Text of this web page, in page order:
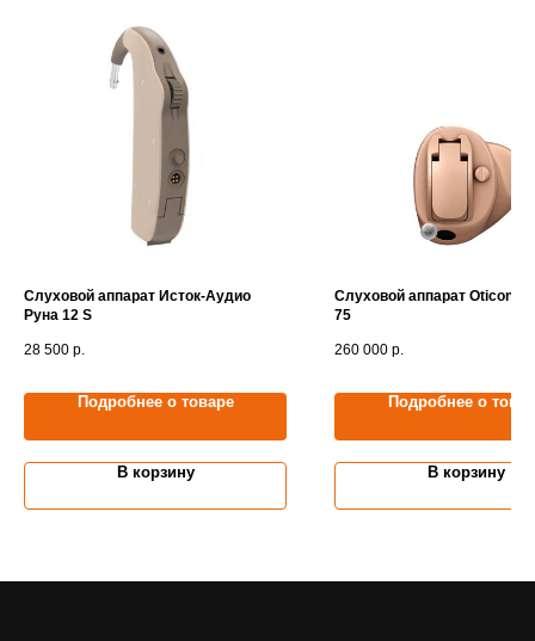
Слуховой аппарат Исток-Аудио
Руна 12 S
28 500 р.
Подробнее о товаре
В корзину
Слуховой аппарат Oticon
75
260 000 р.
Подробнее о
В корзину